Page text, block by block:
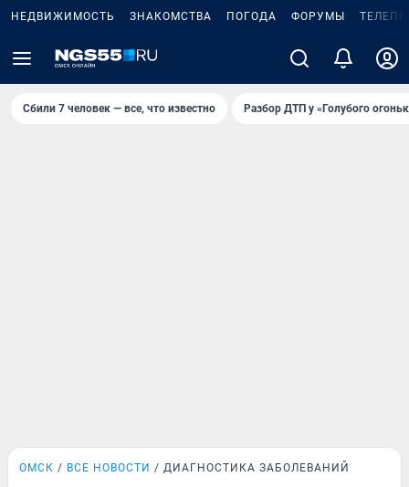
НЕДВИЖИМОСТЬ ЗНАКОМСТВА ПОГОДА ФОРУМЫ
Сбили 7 человек — все, что известно Разбор ДТП у «Голубого
ОМСК ВСЕ НОВОСТИ ДИАГНОСТИКА ЗАБОЛЕВАНИЙ